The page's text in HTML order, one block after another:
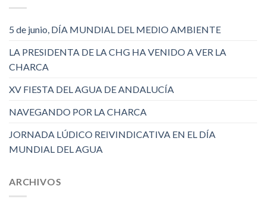
5 de junio, DÍA MUNDIAL DEL MEDIO AMBIENTE
LA PRESIDENTA DE LA CHG HA VENIDO A VER LA
CHARCA
XV FIESTA DEL AGUA DE ANDALUCÍA
NAVEGANDO POR LA CHARCA
JORNADA LÚDICO REIVINDICATIVA EN EL DÍA
MUNDIAL DEL AGUA
ARCHIVOS